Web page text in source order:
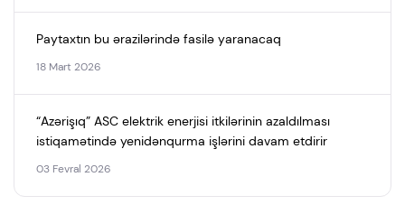
Paytaxtın bu ərazilərində fasilə yaranacaq
18 Mart 2026
“Azərişıq” ASC elektrik enerjisi itkilərinin azaldılması
istiqamətində yenidənqurma işlərini davam etdirir
03 Fevral 2026